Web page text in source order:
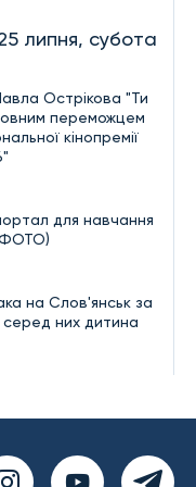
липня, субота
Острікова "Ти
переможцем
кінопремії
для навчання
на Слов'янськ за
них дитина